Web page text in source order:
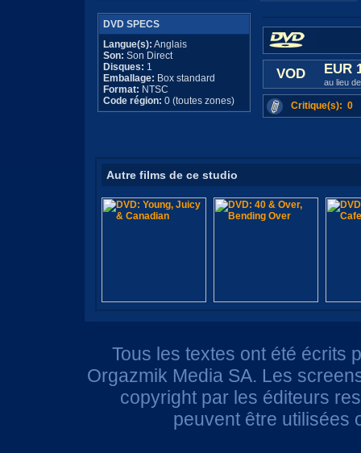
DVD SPECS
Langue(s): Anglais
Son: Son Direct
Disques: 1
Emballage: Box standard
Format: NTSC
Code région: 0 (toutes zones)
VOD EUR
au lieu
Critique(s): 0
Autre films de ce studio
Tous les textes ont été écrits
Orgazmik Media SA. Les
copyright par les éditeurs
peuvent être utilisées